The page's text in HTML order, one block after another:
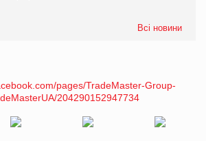
Всі новини